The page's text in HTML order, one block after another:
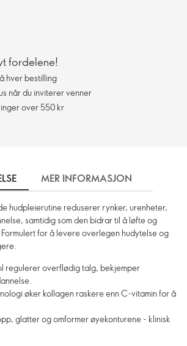
fordelene!
hver bestilling
når du inviterer venner
over 550 kr
MER INFORMASJON
hudpleierutine reduserer rynker, urenheter,
samtidig som den bidrar til å løfte og
for å levere overlegen hudytelse og
regulerer overflødig talg, bekjemper
øker kollagen raskere enn C-vitamin for å
glatter og omformer øyekonturene - klinisk